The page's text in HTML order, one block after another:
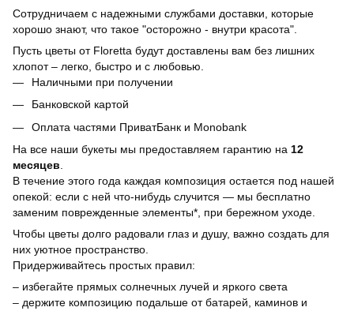
Сотрудничаем с надежными службами доставки, которые
хорошо знают, что такое "осторожно - внутри красота".
Пусть цветы от Floretta будут доставлены вам без лишних
хлопот – легко, быстро и с любовью.
Наличными при получении
Банковской картой
Оплата частями ПриватБанк и Monobank
На все наши букеты мы предоставляем гарантию на 12
месяцев
В течение этого года каждая композиция остается под нашей
опекой: если с ней что-нибудь случится — мы бесплатно
заменим поврежденные элементы*, при бережном уходе.
Чтобы цветы долго радовали глаз и душу, важно создать для
них уютное пространство.
Придерживайтесь простых правил:
– избегайте прямых солнечных лучей и яркого света
– держите композицию подальше от батарей, каминов и